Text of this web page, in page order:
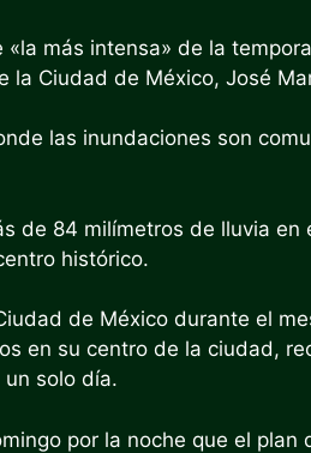
más intensa» de la
Ciudad de México, José
las inundaciones son
de 84 milímetros de lluvia en
histórico.
de México durante el
en su centro de la ciudad,
solo día.
por la noche que el plan